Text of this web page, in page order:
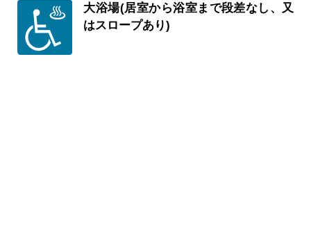
大浴場(居室から浴室まで段差なし、又
はスロープあり)